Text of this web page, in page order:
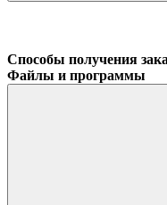
Способы получения
Файлы и программы